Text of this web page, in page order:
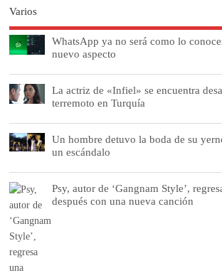
Varios
WhatsApp ya no será como lo
nuevo aspecto
La actriz de «Infiel» se encuentra
terremoto en Turquía
Un hombre detuvo la boda de su
un escándalo
Psy, autor de ‘Gangnam Style’,
después con una nueva canción